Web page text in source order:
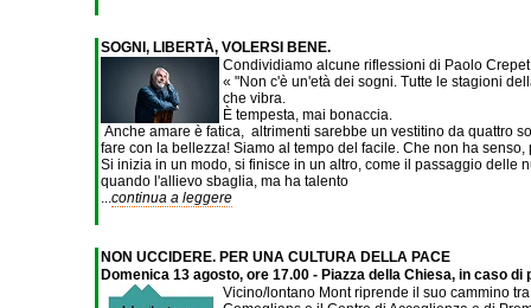
SOGNI, LIBERTÀ, VOLERSI BENE.
Condividiamo alcune riflessioni di Paolo
« "Non c'è un'età dei sogni. Tutte le stagioni
che vibra.
È tempesta, mai bonaccia.
Anche amare è fatica, altrimenti sarebbe un vestitino da quattro
fare con la bellezza! Siamo al tempo del facile. Che non ha
Si inizia in un modo, si finisce in un altro, come il passaggio delle
quando l'allievo sbaglia, ma ha talento
...continua a leggere
NON UCCIDERE. PER UNA CULTURA DELLA PACE
Domenica 13 agosto, ore 17.00 - Piazza della Chiesa, in caso
Vicino/lontano Mont riprende il suo cammino